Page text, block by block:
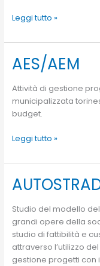
Leggi tutto »
AES/AEM
Attività di gestione
municipalizzata
budget.
AES/AEM
Leggi tutto »
Studio del modello
grandi opere della
studio di fattibilità e
attraverso l’utilizzo
gestione progetti con
AUTOSTRADE
S.p.A